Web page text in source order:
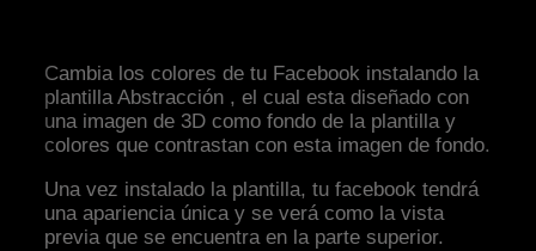
Cambia los colores de tu Facebook instalando la
plantilla Abstracción , el cual esta diseñado con
una imagen de 3D como fondo de la plantilla y
colores que contrastan con esta imagen de fondo.
Una vez instalado la plantilla, tu facebook tendrá
una apariencia única y se verá como la vista
previa que se encuentra en la parte superior.